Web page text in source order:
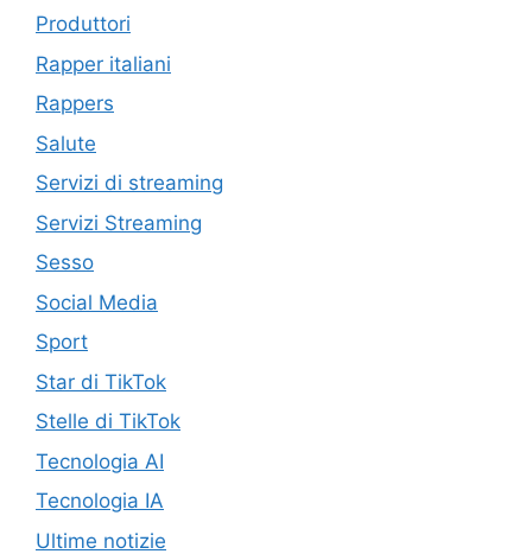
Produttori
Rapper italiani
Rappers
Salute
Servizi di streaming
Servizi Streaming
Sesso
Social Media
Sport
Star di TikTok
Stelle di TikTok
Tecnologia AI
Tecnologia IA
Ultime notizie